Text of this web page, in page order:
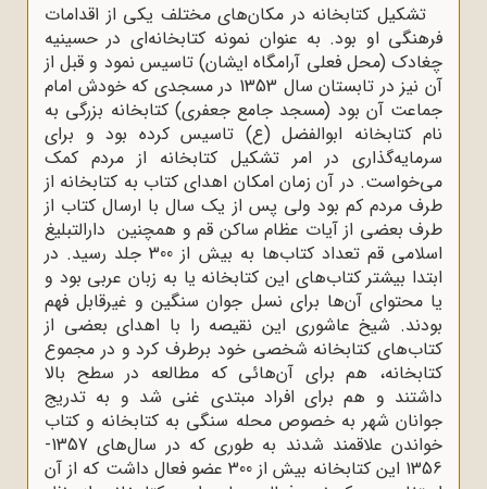
تشکیل کتابخانه در مکان‌های مختلف یکی از اقدامات
فرهنگی او بود. به عنوان نمونه کتابخانه‌ای در حسینیه
چغادک (محل فعلی آرامگاه ایشان) تاسیس نمود و قبل از
آن نیز در تابستان سال 1353 در مسجدی که خودش امام
جماعت آن بود (مسجد جامع جعفری) کتابخانه بزرگی به
نام کتابخانه ابوالفضل (ع) تاسیس کرده بود و برای
سرمایه‌گذاری در امر تشکیل کتابخانه از مردم کمک
می‌خواست. در آن زمان امکان اهدای کتاب به کتابخانه از
طرف مردم کم بود ولی پس از یک سال با ارسال کتاب از
طرف بعضی از آیات عظام ساکن قم و همچنین دارالتبلیغ
اسلامی قم تعداد کتاب‌ها به بیش از 300 جلد رسید. در
ابتدا بیشتر کتاب‌های این کتابخانه یا به زبان عربی بود و
یا محتوای آن‌ها برای نسل جوان سنگین و غیرقابل فهم
بودند. شیخ عاشوری این نقیصه را با اهدای بعضی از
کتاب‌های کتابخانه شخصی خود برطرف کرد و در مجموع
کتابخانه، هم برای آن‌هائی که مطالعه در سطح بالا
داشتند و هم برای افراد مبتدی غنی شد و به تدریج
جوانان شهر به خصوص محله سنگی به کتابخانه و کتاب
خواندن علاقمند شدند به طوری‌ که در سال‌های 1357-
1356 این کتابخانه بیش از 300 عضو فعال داشت که از آن